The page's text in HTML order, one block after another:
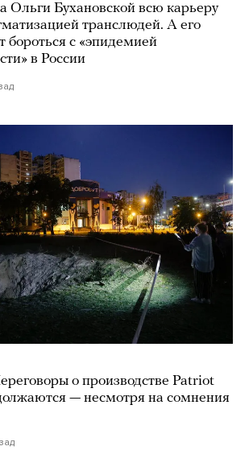
Ольги Бухановской всю карьеру
транслюдей. А его
бороться с «эпидемией
в России
о производстве Patriot
— несмотря на сомнения